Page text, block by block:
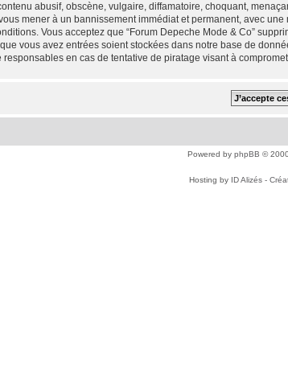
abusif, obscène, vulgaire, diffamatoire, choquant,
mener à un bannissement immédiat et permanent, avec
Vous acceptez que “Forum Depeche Mode & Co”
vous avez entrées soient stockées dans notre base de
en cas de tentative de piratage visant à
Powered by phpBB ©
Hosting by ID Alizés -